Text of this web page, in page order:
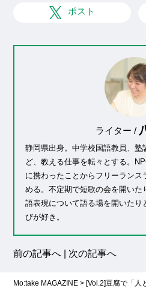
ポスト
ライター /
静岡県出身。中学校国語教員、塾
ど、教える仕事を転々とする。
に携わったことからフリーラン
める。不定期で短歌の会を開い
語表現について語る場を開いた
びが好き。
前の記事へ 次の記事へ
Mo:take MAGAZINE >[Vol.2]豆腐で「人